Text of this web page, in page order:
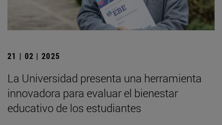
21 | 02 | 2025
La Universidad presenta una herramienta
innovadora para evaluar el bienestar
educativo de los estudiantes